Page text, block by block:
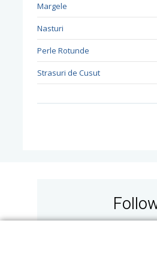
Margele
Nasturi
Perle Rotunde
Strasuri de Cusut